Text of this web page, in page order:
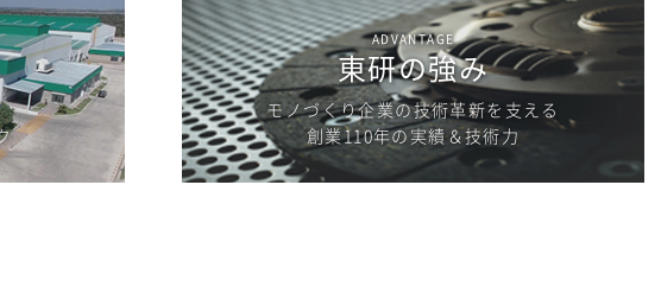
ADVANTAGE
東研の強み
モノづくり企業の技術革新を支える
創業110年の実績＆技術力